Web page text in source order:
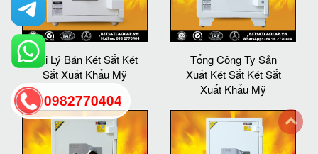
Đại Lý Bán Két Sắt Két
Sắt Xuất Khẩu Mỹ
Tổng Công Ty Sản
Xuất Két Sắt Két Sắt
Xuất Khẩu Mỹ
0982770404
back